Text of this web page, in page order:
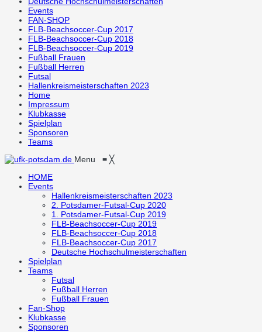
Events
FAN-SHOP
FLB-Beachsoccer-Cup 2017
FLB-Beachsoccer-Cup 2018
FLB-Beachsoccer-Cup 2019
Fußball Frauen
Fußball Herren
Futsal
Hallenkreismeisterschaften 2023
Home
Impressum
Klubkasse
Spielplan
Sponsoren
Teams
Menu ≡ ╳
HOME
Events
Hallenkreismeisterschaften 2023
2. Potsdamer-Futsal-Cup 2020
1. Potsdamer-Futsal-Cup 2019
FLB-Beachsoccer-Cup 2019
FLB-Beachsoccer-Cup 2018
FLB-Beachsoccer-Cup 2017
Deutsche Hochschulmeisterschaften
Spielplan
Teams
Futsal
Fußball Herren
Fußball Frauen
Fan-Shop
Klubkasse
Sponsoren